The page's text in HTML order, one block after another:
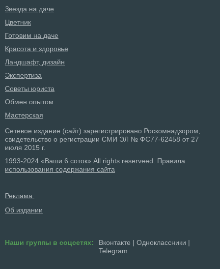
Звезда на даче
Цветник
Готовим на даче
Красота и здоровье
Ландшафт, дизайн
Экспертиза
Советы юриста
Обмен опытом
Мастерская
Сетевое издание (сайт) зарегистрировано Роскомнадзором,
свидетельство о регистрации СМИ ЭЛ № ФС77-62458 от 27
июля 2015 г.
1993-2024 «Ваши 6 соток» All rights reserveed. Правила
использования содержания сайта
Реклама
Об издании
Наши группы в соцсетях: Вконтакте | Одноклассники |
Telegram